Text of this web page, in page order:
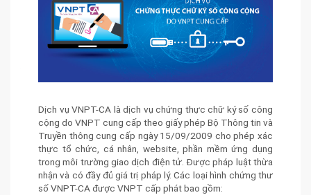
Dịch vụ VNPT-CA là dịch vụ chứng thực chữ ký số công
cộng do VNPT cung cấp theo giấy phép Bộ Thông tin và
Truyền thông cung cấp ngày 15/09/2009 cho phép xác
thực tổ chức, cá nhân, website, phần mềm ứng dụng
trong môi trường giao dịch điện tử. Được pháp luật thừa
nhận và có đầy đủ giá trị pháp lý. Các loại hình chứng thư
số VNPT-CA được VNPT cấp phát bao gồm: